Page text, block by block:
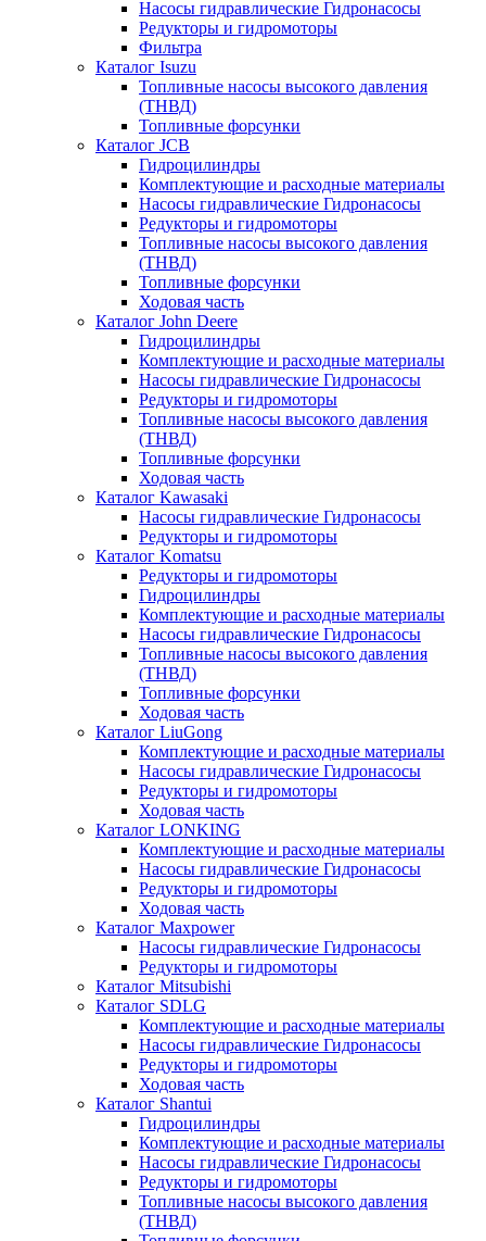
Насосы гидравлические Гидронасосы
Редукторы и гидромоторы
Фильтра
Каталог Isuzu
Топливные насосы высокого давления
(ТНВД)
Топливные форсунки
Каталог JCB
Гидроцилиндры
Комплектующие и расходные материалы
Насосы гидравлические Гидронасосы
Редукторы и гидромоторы
Топливные насосы высокого давления
(ТНВД)
Топливные форсунки
Ходовая часть
Каталог John Deere
Гидроцилиндры
Комплектующие и расходные материалы
Насосы гидравлические Гидронасосы
Редукторы и гидромоторы
Топливные насосы высокого давления
(ТНВД)
Топливные форсунки
Ходовая часть
Каталог Kawasaki
Насосы гидравлические Гидронасосы
Редукторы и гидромоторы
Каталог Komatsu
Редукторы и гидромоторы
Гидроцилиндры
Комплектующие и расходные материалы
Насосы гидравлические Гидронасосы
Топливные насосы высокого давления
(ТНВД)
Топливные форсунки
Ходовая часть
Каталог LiuGong
Комплектующие и расходные материалы
Насосы гидравлические Гидронасосы
Редукторы и гидромоторы
Ходовая часть
Каталог LONKING
Комплектующие и расходные материалы
Насосы гидравлические Гидронасосы
Редукторы и гидромоторы
Ходовая часть
Каталог Maxpower
Насосы гидравлические Гидронасосы
Редукторы и гидромоторы
Каталог Mitsubishi
Каталог SDLG
Комплектующие и расходные материалы
Насосы гидравлические Гидронасосы
Редукторы и гидромоторы
Ходовая часть
Каталог Shantui
Гидроцилиндры
Комплектующие и расходные материалы
Насосы гидравлические Гидронасосы
Редукторы и гидромоторы
Топливные насосы высокого давления
(ТНВД)